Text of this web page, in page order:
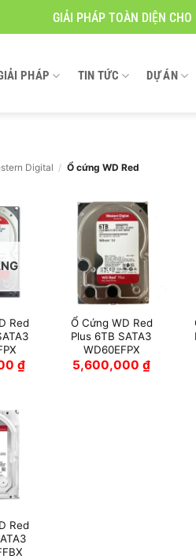
GIẢI PHÁP TOÀN DIỆN
PHÁP TIN TỨC DỰ ÁN
Digital / Ổ cứng WD Red
Red
₫
Ổ Cứng WD Red
Plus 6TB SATA3
WD60EFPX
5,600,000₫
Red